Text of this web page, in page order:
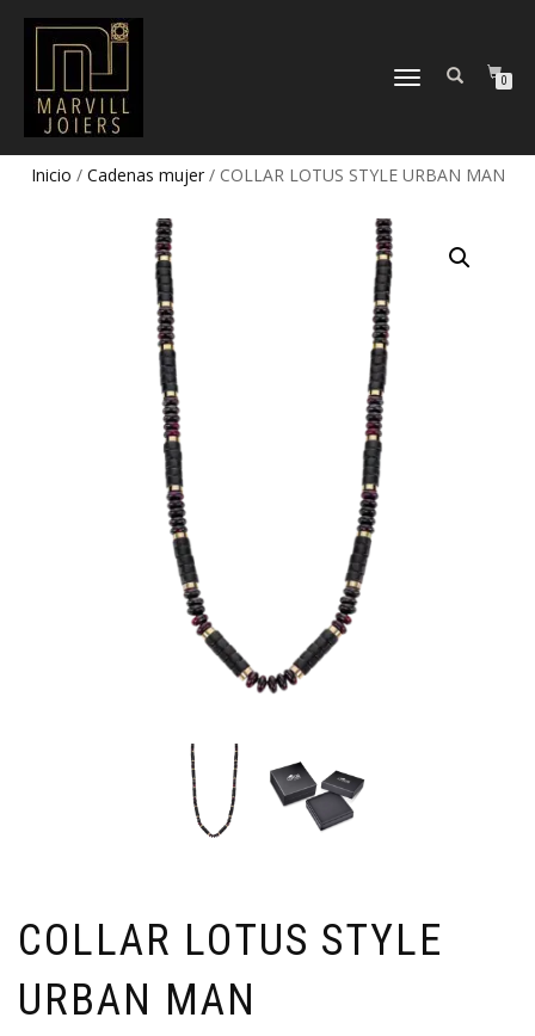
TOGGLE
0
Inicio / Cadenas mujer/ COLLAR LOTUS STYLE URBAN MAN
COLLAR LOTUS STYLE
URBAN MAN